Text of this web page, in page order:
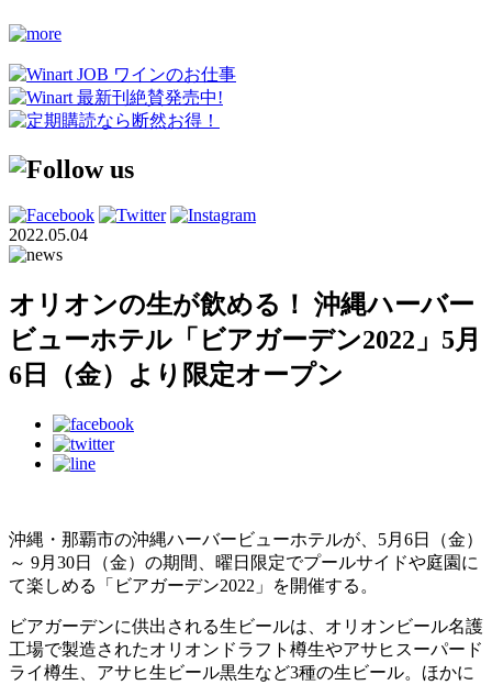
2022.05.04
オリオンの生が飲める！ 沖縄ハーバー
ビューホテル「ビアガーデン2022」5月
6日（金）より限定オープン
沖縄・那覇市の沖縄ハーバービューホテルが、5月6日（金）
～ 9月30日（金）の期間、曜日限定でプールサイドや庭園に
て楽しめる「ビアガーデン2022」を開催する。
ビアガーデンに供出される生ビールは、オリオンビール名護
工場で製造されたオリオンドラフト樽生やアサヒスーパード
ライ樽生、アサヒ生ビール黒生など3種の生ビール。ほかに